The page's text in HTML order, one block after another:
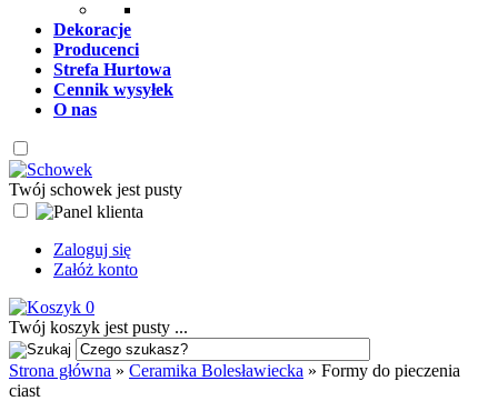
Dekoracje
Producenci
Strefa Hurtowa
Cennik wysyłek
O nas
Twój schowek jest pusty
Zaloguj się
Załóż konto
0
Twój koszyk jest pusty ...
Strona główna » Ceramika Bolesławiecka » Formy do pieczenia
ciast